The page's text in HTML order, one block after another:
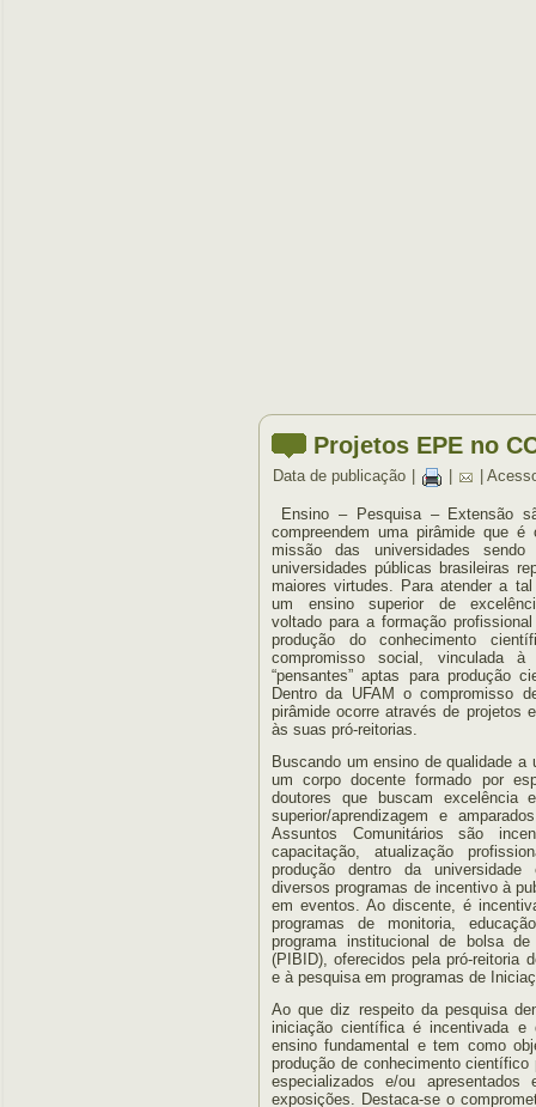
Projetos EPE no
Data de publicação |
Ensino – Pesquisa – Extensão
compreendem uma pirâmide que
missão das universidades
universidades públicas brasileiras
maiores virtudes. Para atender a
um ensino superior de
voltado para a formação
produção do conhecimento
compromisso social, vinculada
“pensantes” aptas para produção
Dentro da UFAM o compromisso
pirâmide ocorre através de projetos
às suas pró-reitorias.
Buscando um ensino de qualidade a
um corpo docente formado por
doutores que buscam excelência
superior/aprendizagem e
Assuntos Comunitários são
capacitação, atualização
produção dentro da universidade
diversos programas de incentivo à
em eventos. Ao discente, é
programas de monitoria,
programa institucional de bolsa
(PIBID), oferecidos pela pró-reitoria
e à pesquisa em programas de
Ao que diz respeito da pesquisa
iniciação científica é incentivada e
ensino fundamental e tem como
produção de conhecimento
especializados e/ou
exposições. Destaca-se o